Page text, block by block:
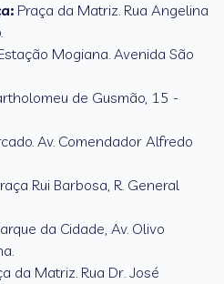
Praça da Matriz. Rua Angelina
Mogiana. Avenida São
de Gusmão, 15 -
Av. Comendador Alfredo
Rui Barbosa, R. General
da Cidade, Av. Olivo
da Matriz. Rua Dr. José